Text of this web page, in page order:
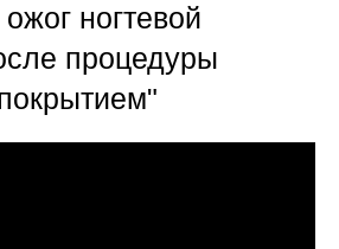
ногтевой
процедуры